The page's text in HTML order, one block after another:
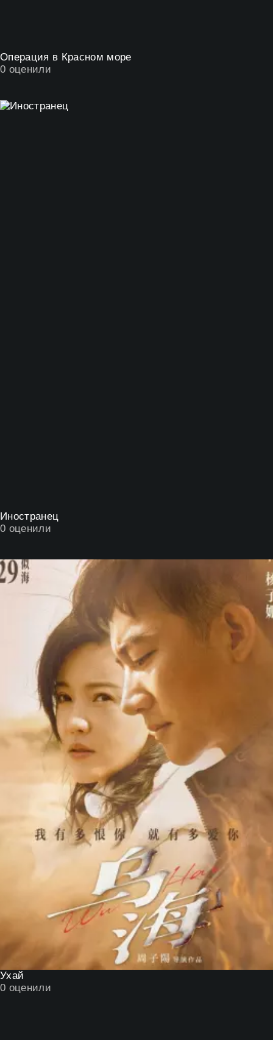
Операция в Красном море
0 оценили
Иностранец
0 оценили
Ухай
0 оценили